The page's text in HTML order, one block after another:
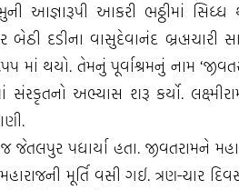
આજ્ઞારૂપી આકરી ભઠ્ઠીમાં
દડીના વાસુદેવાનંદ બ્રહ્મચારી
માં થયો. તેમનું પૂર્વાશ્રમનું નામ
સંસ્કૃતનો અભ્યાસ શરૂ કર્યો.
જેતલપુર પધાર્યા હતા. જીવતરામને
મૂર્તિ વસી ગઈ. ત્રણ-ચાર